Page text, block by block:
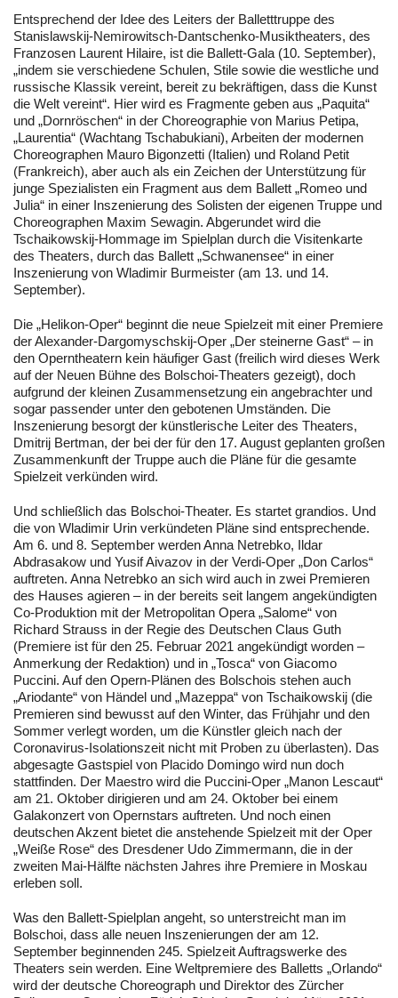
Entsprechend der Idee des Leiters der Balletttruppe des
Stanislawskij-Nemirowitsch-Dantschenko-Musiktheaters, des
Franzosen Laurent Hilaire, ist die Ballett-Gala (10. September),
„indem sie verschiedene Schulen, Stile sowie die westliche und
russische Klassik vereint, bereit zu bekräftigen, dass die Kunst
die Welt vereint“. Hier wird es Fragmente geben aus „Paquita“
und „Dornröschen“ in der Choreographie von Marius Petipa,
„Laurentia“ (Wachtang Tschabukiani), Arbeiten der modernen
Choreographen Mauro Bigonzetti (Italien) und Roland Petit
(Frankreich), aber auch als ein Zeichen der Unterstützung für
junge Spezialisten ein Fragment aus dem Ballett „Romeo und
Julia“ in einer Inszenierung des Solisten der eigenen Truppe und
Choreographen Maxim Sewagin. Abgerundet wird die
Tschaikowskij-Hommage im Spielplan durch die Visitenkarte
des Theaters, durch das Ballett „Schwanensee“ in einer
Inszenierung von Wladimir Burmeister (am 13. und 14.
September).
Die „Helikon-Oper“ beginnt die neue Spielzeit mit einer Premiere
der Alexander-Dargomyschskij-Oper „Der steinerne Gast“ – in
den Operntheatern kein häufiger Gast (freilich wird dieses Werk
auf der Neuen Bühne des Bolschoi-Theaters gezeigt), doch
aufgrund der kleinen Zusammensetzung ein angebrachter und
sogar passender unter den gebotenen Umständen. Die
Inszenierung besorgt der künstlerische Leiter des Theaters,
Dmitrij Bertman, der bei der für den 17. August geplanten großen
Zusammenkunft der Truppe auch die Pläne für die gesamte
Spielzeit verkünden wird.
Und schließlich das Bolschoi-Theater. Es startet grandios. Und
die von Wladimir Urin verkündeten Pläne sind entsprechende.
Am 6. und 8. September werden Anna Netrebko, Ildar
Abdrasakow und Yusif Aivazov in der Verdi-Oper „Don Carlos“
auftreten. Anna Netrebko an sich wird auch in zwei Premieren
des Hauses agieren – in der bereits seit langem angekündigten
Co-Produktion mit der Metropolitan Opera „Salome“ von
Richard Strauss in der Regie des Deutschen Claus Guth
(Premiere ist für den 25. Februar 2021 angekündigt worden –
Anmerkung der Redaktion) und in „Tosca“ von Giacomo
Puccini. Auf den Opern-Plänen des Bolschois stehen auch
„Ariodante“ von Händel und „Mazeppa“ von Tschaikowskij (die
Premieren sind bewusst auf den Winter, das Frühjahr und den
Sommer verlegt worden, um die Künstler gleich nach der
Coronavirus-Isolationszeit nicht mit Proben zu überlasten). Das
abgesagte Gastspiel von Placido Domingo wird nun doch
stattfinden. Der Maestro wird die Puccini-Oper „Manon Lescaut“
am 21. Oktober dirigieren und am 24. Oktober bei einem
Galakonzert von Opernstars auftreten. Und noch einen
deutschen Akzent bietet die anstehende Spielzeit mit der Oper
„Weiße Rose“ des Dresdener Udo Zimmermann, die in der
zweiten Mai-Hälfte nächsten Jahres ihre Premiere in Moskau
erleben soll.
Was den Ballett-Spielplan angeht, so unterstreicht man im
Bolschoi, dass alle neuen Inszenierungen der am 12.
September beginnenden 245. Spielzeit Auftragswerke des
Theaters sein werden. Eine Weltpremiere des Balletts „Orlando“
wird der deutsche Choreograph und Direktor des Zürcher